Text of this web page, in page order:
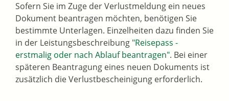
Sofern Sie im Zuge der Verlustmeldung ein neues
Dokument beantragen möchten, benötigen Sie
bestimmte Unterlagen. Einzelheiten dazu finden Sie
in der Leistungsbeschreibung "Reisepass -
erstmalig oder nach Ablauf beantragen". Bei einer
späteren Beantragung eines neuen Dokuments ist
zusätzlich die Verlustbescheinigung erforderlich.